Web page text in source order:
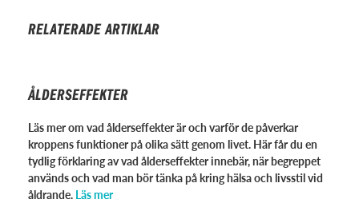
RELATERADE ARTIKLAR
ÅLDERSEFFEKTER
Läs mer om vad ålderseffekter är och varför de påverkar
kroppens funktioner på olika sätt genom livet. Här får du en
tydlig förklaring av vad ålderseffekter innebär, när begreppet
används och vad man bör tänka på kring hälsa och livsstil vid
åldrande. Läs mer